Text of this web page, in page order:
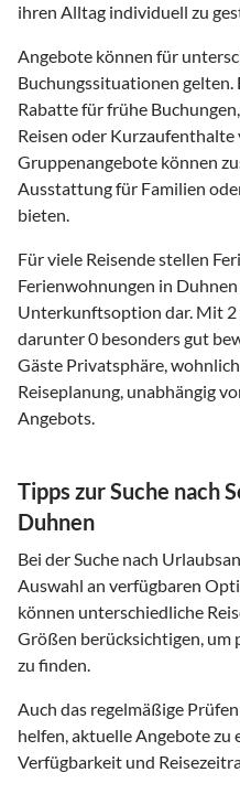
ihren Alltag individuell zu
Angebote können für
Buchungssituationen
Rabatte für frühe
Reisen oder Kurzaufenthalte
Gruppenangebote können
Ausstattung für Familien
bieten.
Für viele Reisende stellen
Ferienwohnungen in
Unterkunftsoption dar. Mit
darunter 0 besonders gut
Gäste Privatsphäre,
Reiseplanung, unabhängig
Angebots.
Tipps zur Suche nach
Duhnen
Bei der Suche nach
Auswahl an verfügbaren
können unterschiedliche
Größen berücksichtigen, um
zu finden.
Auch das regelmäßige
helfen, aktuelle Angebote zu
Verfügbarkeit und